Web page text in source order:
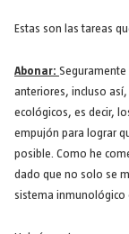
Estas son las tareas
Abonar:
anteriores, incluso
ecológicos, es decir,
empujón para lograr
posible. Como he
dado que no solo se
sistema inmunológico